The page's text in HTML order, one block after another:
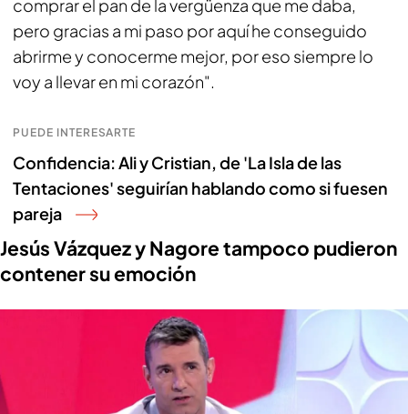
comprar el pan de la vergüenza que me daba,
pero gracias a mi paso por aquí he conseguido
abrirme y conocerme mejor, por eso siempre lo
voy a llevar en mi corazón".
PUEDE INTERESARTE
Confidencia: Ali y Cristian, de 'La Isla de las
Tentaciones' seguirían hablando como si fuesen
pareja
Jesús Vázquez y Nagore tampoco pudieron
contener su emoción